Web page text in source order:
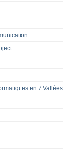
en 7 Vallées